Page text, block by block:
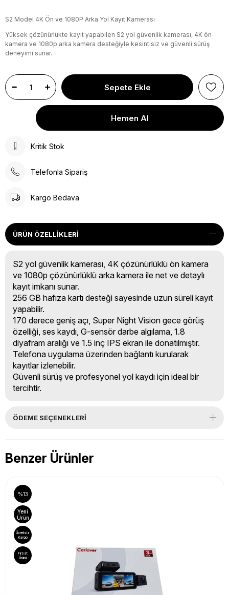
S2 Model 4K Ön ve 1080P Arka Yol Kayıt Kamerası
Yüksek çözünürlükte kayıt yapabilen S2 yol güvenlik kamerası, 4K ön
kamera ve 1080p arka kamera desteğiyle kesintisiz ve güvenli sürüş
deneyimi sunar.
Kritik Stok
Telefonla Sipariş
Kargo Bedava
ÜRÜN ÖZELLIKLERI
S2 yol güvenlik kamerası, 4K çözünürlüklü ön kamera
ve 1080p çözünürlüklü arka kamera ile net ve detaylı
kayıt imkanı sunar.
256 GB hafıza kartı desteği sayesinde uzun süreli kayıt
yapabilir.
170 derece geniş açı, Super Night Vision gece görüş
özelliği, ses kaydı, G-sensör darbe algılama, 1.8
diyafram aralığı ve 1.5 inç IPS ekran ile donatılmıştır.
Telefona uygulama üzerinden bağlantı kurularak
kayıtlar izlenebilir.
Güvenli sürüş ve profesyonel yol kaydı için ideal bir
tercihtir.
ÖDEME SEÇENEKLERI
Benzer Ürünler
%13
Yeni
Ürün
Ücretsiz
Kargo
Fırsat
Ürünü